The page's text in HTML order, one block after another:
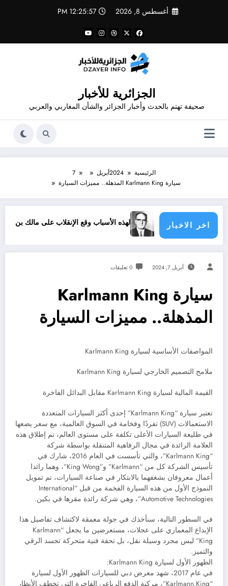
أغسطس 8, 2026 12:25:57 PM
الجزائرية للأخبار
صحيفة تهتم بالحدث وأخبار الجزائر والشأن المغاربي والعربي
الرئيسية 2024أبريل
7
سيارة Karlmann King المذهلة.. مميزات السيارة
اخر الاخبار لهذه الأسباب وقع الإنقلاب على مالك بن نبي
أبريل 7, 2024 0 تعليقات
سيارة Karlmann King
المذهلة.. مميزات السيارة
المواصفات الأساسية لسيارة Karlmann King
ملامح التصميم الخارجي لسيارة Karlmann King
القيمة المالية لسيارة Karlmann King مقابل البدائل الفاخرة
تعتبر سيارة “Karlmann King” إحدى أكثر السيارات المتعددة
الاستعمالات (SUV) تفردًا وفخامة في السوق العالمية، مع سعر يضعها
في طليعة السيارات الأعلى تكلفة على مستوى العالم، تم إطلاق هذه
العلامة الرائدة في مجال الرفاهية المتنقلة بواسطة شركة
“Karlmann King”، والتي تأسست في العام 2016، شارك في
تأسيس الشركة كل من “Karlmann” و”King Wong”، وهما رائدا
أعمال معروفان بشغفهما بالابتكار في صناعة السيارات، تم تمويل
النموذج الأول من هذه السيارة الفخمة من قبل “International
Automotive Technologies”، وهي شركة رائدة مقرها في بكين.
في السطور التالية، سنأخذك في جولة معمقة لاكتشاف تفاصيل هذا
الإبداع المعماري على عجلات، مستعرضين ما يجعل “Karlmann
King” ليس مجرد وسيلة نقل، بل تحفة فنية متحركة تجسد الرقي
والتميز.
الظهور الأول لسيارة Karlmann King:
في عام 2017، شهد معرض دبي للسيارات الظهور الأول لسيارة
“Karlmann King”، مركبة الدفع الرباعي الفاخرة التي تخطف الأنظار